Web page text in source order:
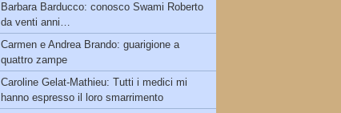
Barbara Barducco: conosco Swami Roberto
da venti anni…
Carmen e Andrea Brando: guarigione a
quattro zampe
Caroline Gelat-Mathieu: Tutti i medici mi
hanno espresso il loro smarrimento